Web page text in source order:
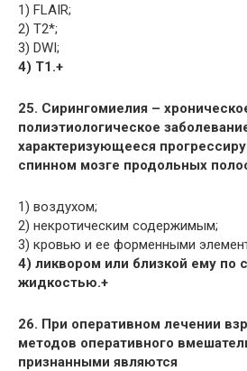
1) FLAIR;
2) Т2*;
3) DWI;
4) Т1.+
25. Сирингомиелия –
полиэтиологическое
характеризующееся
спинном мозге продольных
1) воздухом;
2) некротическим содержимым;
3) кровью и ее форменными
4) ликвором или близкой ему по
жидкостью.+
26. При оперативном лечении
методов оперативного
признанными являются